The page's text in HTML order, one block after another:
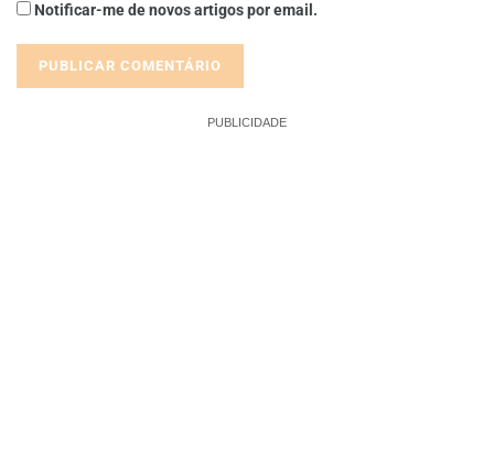
Notificar-me de novos artigos por email.
PUBLICIDADE